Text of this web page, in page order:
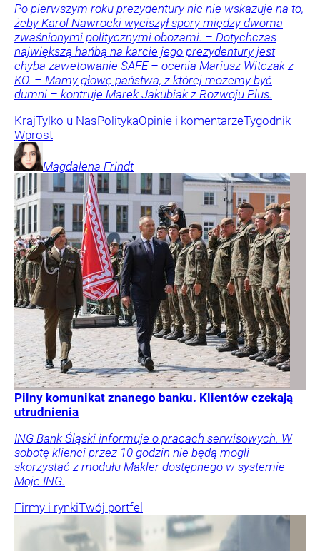
Po pierwszym roku prezydentury nic nie wskazuje na to,
żeby Karol Nawrocki wyciszył spory między dwoma
zwaśnionymi politycznymi obozami. – Dotychczas
największą hańbą na karcie jego prezydentury jest
chyba zawetowanie SAFE – ocenia Mariusz Witczak z
KO. – Mamy głowę państwa, z której możemy być
dumni – kontruje Marek Jakubiak z Rozwoju Plus.
KrajTylko u NasPolitykaOpinie i komentarzeTygodnik
Wprost
Magdalena Frindt
Pilny komunikat znanego banku. Klientów czekają
utrudnienia
ING Bank Śląski informuje o pracach serwisowych. W
sobotę klienci przez 10 godzin nie będą mogli
skorzystać z modułu Makler dostępnego w systemie
Moje ING.
Firmy i rynkiTwój portfel